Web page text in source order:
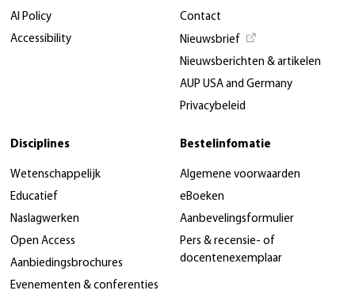
AI Policy
Accessibility
Contact
Nieuwsbrief
Nieuwsberichten & artikelen
AUP USA and Germany
Privacybeleid
Disciplines
Wetenschappelijk
Educatief
Naslagwerken
Open Access
Aanbiedingsbrochures
Evenementen & conferenties
Bestelinfomatie
Algemene voorwaarden
eBoeken
Aanbevelingsformulier
Pers & recensie- of
docentenexemplaar